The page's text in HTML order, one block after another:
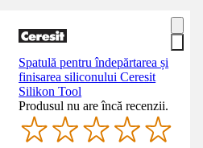
Spatulă pentru îndepărtarea și
finisarea siliconului Ceresit
Silikon Tool
Produsul nu are încă recenzii.